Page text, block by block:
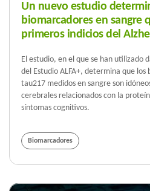
Un nuevo estudio
biomarcadores en sangre
primeros indicios del
El estudio, en el que se han utilizado
del Estudio ALFA+, determina que
tau217 medidos en sangre son
cerebrales relacionados con la
síntomas cognitivos.
Biomarcadores